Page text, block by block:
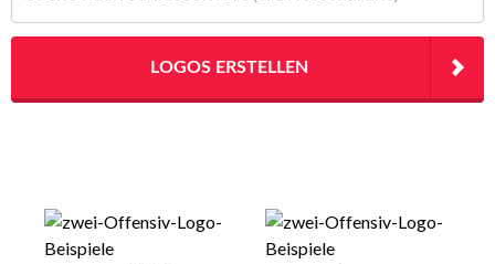
LOGOS ERSTELLEN